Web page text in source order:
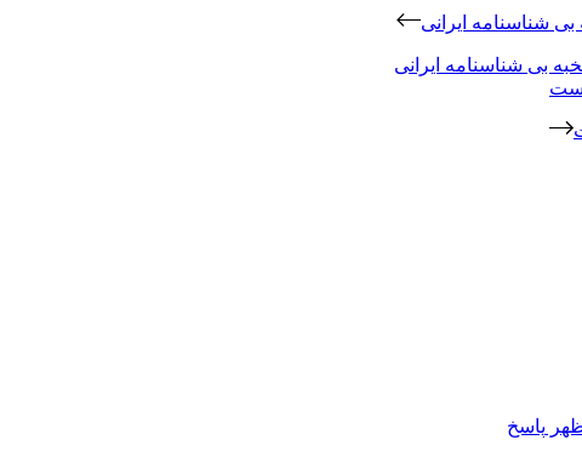
بی شناسنامه ایرانی
پاسخ